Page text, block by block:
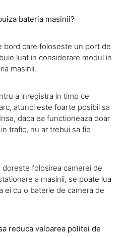
bateria masinii?
bord care foloseste un port de
luat in considerare modul in
masinii.
a inregistra in timp ce
atunci este foarte posibil sa
daca ea functioneaza doar
trafic, nu ar trebui sa fie
folosirea camerei de
a masinii, se poate lua
ei cu o baterie de camera de
reduca valoarea politei de